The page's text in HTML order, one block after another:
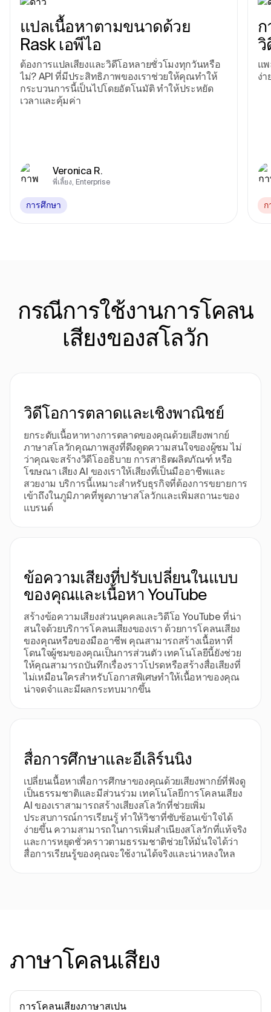
แปลเนื้อหาตามขนาดด้วย
Rask เอพีไอ
ต้องการแปลเสียงและวิดีโอหลายชั่วโมงทุกวันหรือ
ไม่? API ที่มีประสิทธิภาพของเราช่วยให้คุณทําให้
กระบวนการนี้เป็นไปโดยอัตโนมัติ ทําให้ประหยัด
เวลาและคุ้มค่า
Veronica R.
พี่เลี้ยง, Enterprise
การศึกษา
ก
วิ
แ
ง่
ก
กรณีการใช้งานการโคลน
เสียงของสโลวัก
วิดีโอการตลาดและเชิงพาณิชย์
ยกระดับเนื้อหาทางการตลาดของคุณด้วยเสียงพากย์
ภาษาสโลวักคุณภาพสูงที่ดึงดูดความสนใจของผู้ชม ไม่
ว่าคุณจะสร้างวิดีโออธิบาย การสาธิตผลิตภัณฑ์ หรือ
โฆษณา เสียง AI ของเราให้เสียงที่เป็นมืออาชีพและ
สวยงาม บริการนี้เหมาะสําหรับธุรกิจที่ต้องการขยายการ
เข้าถึงในภูมิภาคที่พูดภาษาสโลวักและเพิ่มสถานะของ
แบรนด์
ข้อความเสียงที่ปรับเปลี่ยนในแบบ
ของคุณและเนื้อหา YouTube
สร้างข้อความเสียงส่วนบุคคลและวิดีโอ YouTube ที่น่า
สนใจด้วยบริการโคลนเสียงของเรา ด้วยการโคลนเสียง
ของคุณหรือของมืออาชีพ คุณสามารถสร้างเนื้อหาที่
โดนใจผู้ชมของคุณเป็นการส่วนตัว เทคโนโลยีนี้ยังช่วย
ให้คุณสามารถบันทึกเรื่องราวโปรดหรือสร้างสื่อเสียงที่
ไม่เหมือนใครสําหรับโอกาสพิเศษทําให้เนื้อหาของคุณ
น่าจดจําและมีผลกระทบมากขึ้น
สื่อการศึกษาและอีเลิร์นนิง
เปลี่ยนเนื้อหาเพื่อการศึกษาของคุณด้วยเสียงพากย์ที่ฟังดู
เป็นธรรมชาติและมีส่วนร่วม เทคโนโลยีการโคลนเสียง
AI ของเราสามารถสร้างเสียงสโลวักที่ช่วยเพิ่ม
ประสบการณ์การเรียนรู้ ทําให้วิชาที่ซับซ้อนเข้าใจได้
ง่ายขึ้น ความสามารถในการเพิ่มสําเนียงสโลวักที่แท้จริง
และการหยุดชั่วคราวตามธรรมชาติช่วยให้มั่นใจได้ว่า
สื่อการเรียนรู้ของคุณจะใช้งานได้จริงและน่าหลงใหล
ภาษาโคลนเสียง
การโคลนเสียงภาษาสเปน